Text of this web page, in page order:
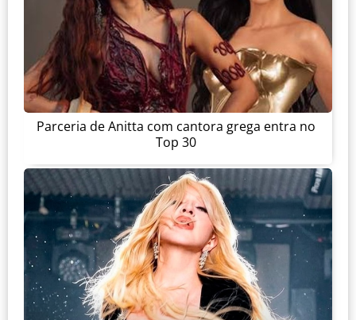
Parceria de Anitta com cantora grega entra no
Top 30